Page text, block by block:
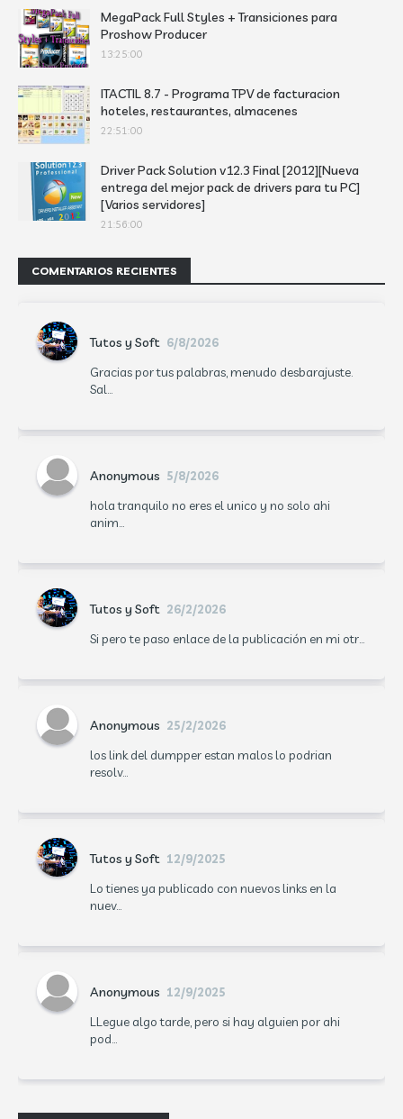
MegaPack Full Styles + Transiciones para
Proshow Producer
13:25:00
ITACTIL 8.7 - Programa TPV de facturacion
hoteles, restaurantes, almacenes
22:51:00
Driver Pack Solution v12.3 Final [2012][Nueva
entrega del mejor pack de drivers para tu PC]
[Varios servidores]
21:56:00
COMENTARIOS RECIENTES
Tutos y Soft 6/8/2026
Gracias por tus palabras, menudo desbarajuste.
Sal...
Anonymous 5/8/2026
hola tranquilo no eres el unico y no solo ahi
anim...
Tutos y Soft 26/2/2026
Si pero te paso enlace de la publicación en mi otr...
Anonymous 25/2/2026
los link del dumpper estan malos lo podrian
resolv...
Tutos y Soft 12/9/2025
Lo tienes ya publicado con nuevos links en la
nuev...
Anonymous 12/9/2025
LLegue algo tarde, pero si hay alguien por ahi
pod...